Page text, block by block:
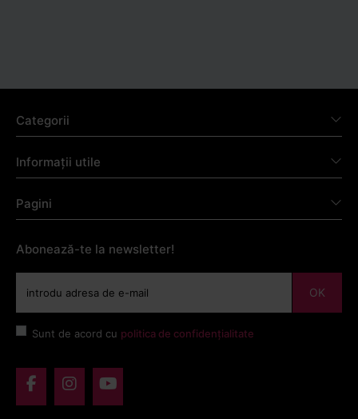
Categorii
Informații utile
Pagini
Abonează-te la newsletter!
OK
Sunt de acord cu politica de confidențialitate